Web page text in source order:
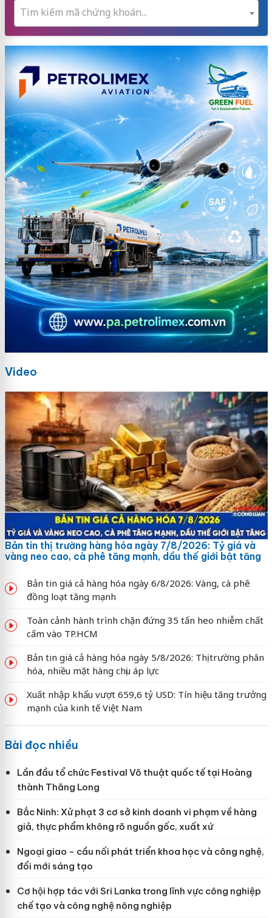
Tìm kiếm mã chứng khoán...
Video
Bản tin thị trường hàng hóa ngày 7/8/2026: Tỷ giá và
vàng neo cao, cà phê tăng mạnh, dầu thế giới bật tăng
Bản tin giá cả hàng hóa ngày 6/8/2026: Vàng, cà phê
đồng loạt tăng mạnh
Toàn cảnh hành trình chặn đứng 35 tấn heo nhiễm chất
cấm vào TP.HCM
Bản tin giá cả hàng hóa ngày 5/8/2026: Thị trường phân
hóa, nhiều mặt hàng chịu áp lực
Xuất nhập khẩu vượt 659,6 tỷ USD: Tín hiệu tăng trưởng
mạnh của kinh tế Việt Nam
Bài đọc nhiều
Lần đầu tổ chức Festival Võ thuật quốc tế tại Hoàng
thành Thăng Long
Bắc Ninh: Xử phạt 3 cơ sở kinh doanh vi phạm về hàng
giả, thực phẩm không rõ nguồn gốc, xuất xứ
Ngoại giao - cầu nối phát triển khoa học và công nghệ,
đổi mới sáng tạo
Cơ hội hợp tác với Sri Lanka trong lĩnh vực công nghiệp
chế tạo và công nghệ nông nghiệp